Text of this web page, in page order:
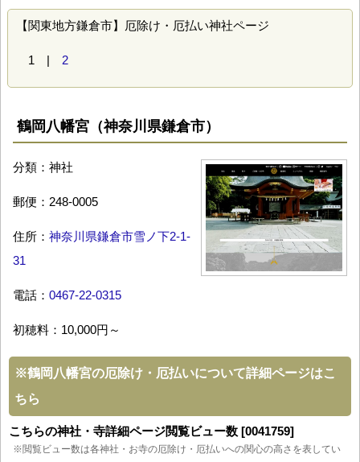
【関東地方鎌倉市】厄除け・厄払い神社ページ
1 | 2
鶴岡八幡宮（神奈川県鎌倉市）
分類：神社
郵便：248-0005
住所： 神奈川県鎌倉市雪ノ下2-1-
31
電話： 0467-22-0315
初穂料：10,000円～
※鶴岡八幡宮の厄除け・厄払いについて詳細ページはこ
ちら
こちらの神社・寺詳細ページ閲覧ビュー数 [0041759]
※閲覧ビュー数は各神社・お寺の厄除け・厄払いへの関心の高さを表してい